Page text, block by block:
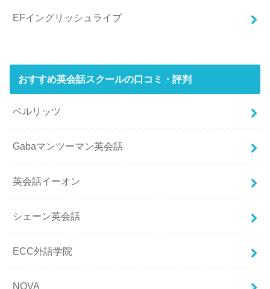
EFイングリッシュライブ
おすすめ英会話スクールの口コミ・評判
ベルリッツ
Gabaマンツーマン英会話
英会話イーオン
シェーン英会話
ECC外語学院
NOVA